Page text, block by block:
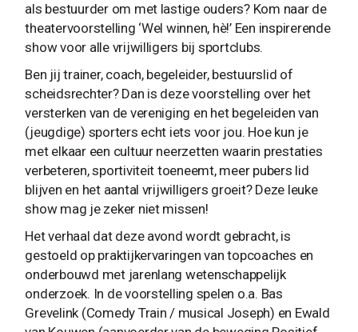
als bestuurder om met lastige ouders? Kom naar de
theatervoorstelling ‘Wel winnen, hè!’ Een inspirerende
show voor alle vrijwilligers bij sportclubs.
Ben jij trainer, coach, begeleider, bestuurslid of
scheidsrechter? Dan is deze voorstelling over het
versterken van de vereniging en het begeleiden van
(jeugdige) sporters echt iets voor jou. Hoe kun je
met elkaar een cultuur neerzetten waarin prestaties
verbeteren, sportiviteit toeneemt, meer pubers lid
blijven en het aantal vrijwilligers groeit? Deze leuke
show mag je zeker niet missen!
Het verhaal dat deze avond wordt gebracht, is
gestoeld op praktijkervaringen van topcoaches en
onderbouwd met jarenlang wetenschappelijk
onderzoek. In de voorstelling spelen o.a. Bas
Grevelink (Comedy Train / musical Joseph) en Ewald